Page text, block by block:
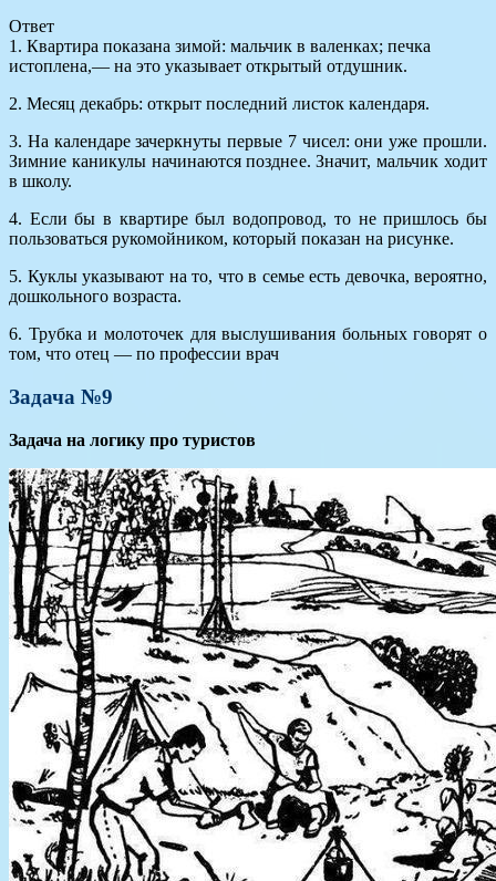
Ответ
1. Квартира показана зимой: мальчик в валенках; печка
истоплена,— на это указывает открытый отдушник.
2. Месяц декабрь: открыт последний листок календаря.
3. На календаре зачеркнуты первые 7 чисел: они уже прошли.
Зимние каникулы начинаются позднее. Значит, мальчик ходит
в школу.
4. Если бы в квартире был водопровод, то не пришлось бы
пользоваться рукомойником, который показан на рисунке.
5. Куклы указывают на то, что в семье есть девочка, вероятно,
дошкольного возраста.
6. Трубка и молоточек для выслушивания больных говорят о
том, что отец — по профессии врач
Задача №9
Задача на логику про туристов